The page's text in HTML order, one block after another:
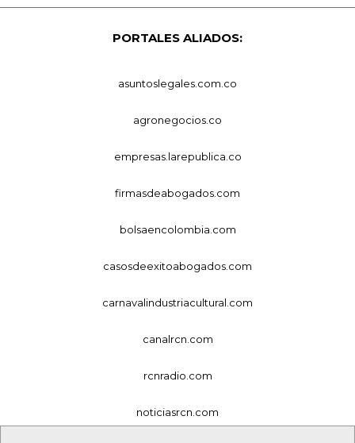
PORTALES ALIADOS:
asuntoslegales.com.co
agronegocios.co
empresas.larepublica.co
firmasdeabogados.com
bolsaencolombia.com
casosdeexitoabogados.com
carnavalindustriacultural.com
canalrcn.com
rcnradio.com
noticiasrcn.com